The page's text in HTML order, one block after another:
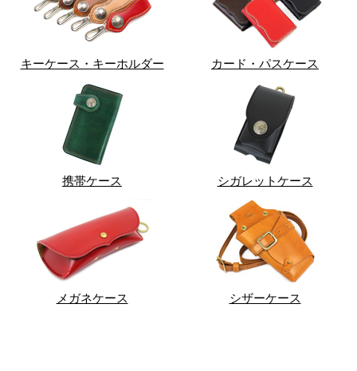
キーケース・キーホルダー カード・パスケース
携帯ケース シガレットケース
メガネケース シザーケース